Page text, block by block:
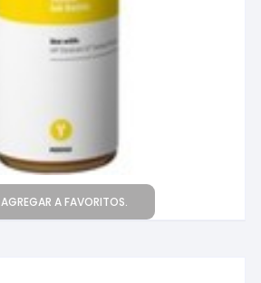
AGREGAR A FAVORITOS.